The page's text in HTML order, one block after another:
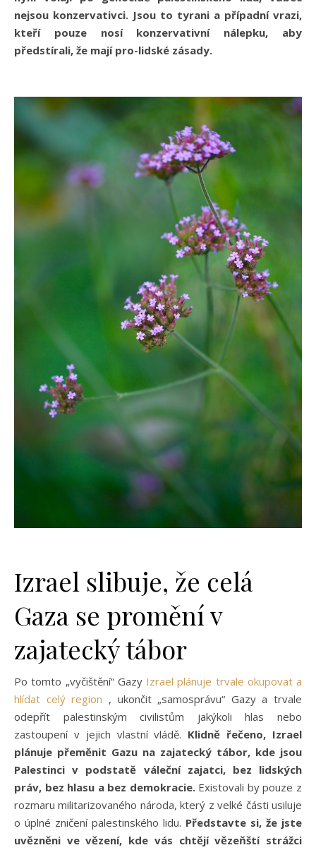
nejsou konzervativci. Jsou to tyrani a případní vrazi,
kteří pouze nosí konzervativní nálepku, aby
předstírali, že mají pro-lidské zásady.
Izrael slibuje, že celá
Gaza se promění v
zajatecký tábor
Po tomto „vyčištění“ Gazy Izrael plánuje trvale okupovat a
hlídat celý region , ukončit „samosprávu“ Gazy a trvale
odepřít palestinským civilistům jakýkoli hlas nebo
zastoupení v jejich vlastní vládě. Klidně řečeno, Izrael
plánuje přeměnit Gazu na zajatecký tábor, kde jsou
Palestinci v podstatě váleční zajatci, bez lidských
práv, bez hlasu a bez demokracie. Existovali by pouze z
rozmaru militarizovaného národa, který z velké části usiluje
o úplné zničení palestinského lidu. Představte si, že jste
uvězněni ve vězení, kde vás chtějí vězeňští strážci